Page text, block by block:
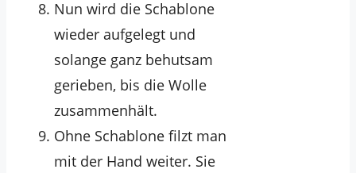
Nun wird die Schablone
wieder aufgelegt und
solange ganz behutsam
gerieben, bis die Wolle
zusammenhält.
Ohne Schablone filzt man
mit der Hand weiter. Sie